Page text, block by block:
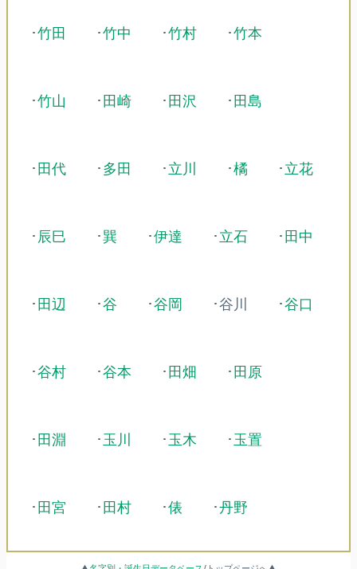
･竹田 ･竹中 ･竹村 ･竹本
･竹山 ･ 田崎 ･ 田沢 ･ 田島
･ 田代 ･多田 ･立川 ･橘 ･立花
･ 辰巳 ･巽 ･伊達 ･立石 ･ 田中
･ 田辺 ･谷 ･谷岡 ･谷川 ･谷口
･谷村 ･谷本 ･ 田畑 ･ 田原
･ 田淵 ･玉川 ･玉木 ･玉置
･ 田宮 ･ 田村 ･俵 ･丹野